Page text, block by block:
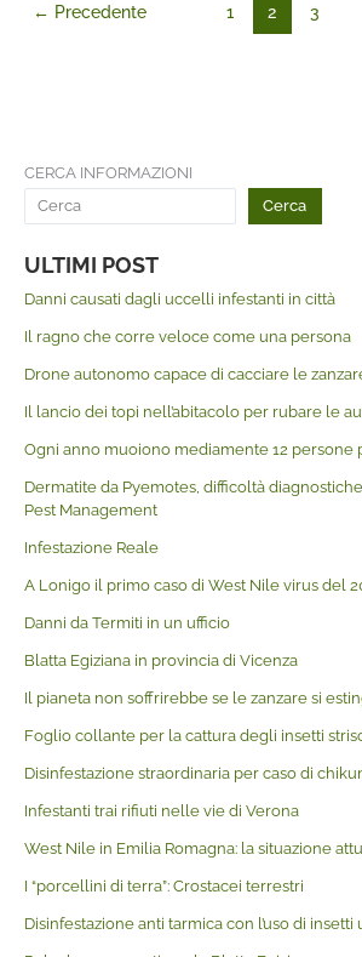
← Precedente 1 2 3
CERCA INFORMAZIONI
Cerca
ULTIMI POST
Danni causati dagli uccelli infestanti in città
Il ragno che corre veloce come una persona
Drone autonomo capace di cacciare le
Il lancio dei topi nell’abitacolo per rubare le
Ogni anno muoiono mediamente 12 persone
Dermatite da Pyemotes, difficoltà
Pest Management
Infestazione Reale
A Lonigo il primo caso di West Nile virus del
Danni da Termiti in un ufficio
Blatta Egiziana in provincia di Vicenza
Il pianeta non soffrirebbe se le zanzare si
Foglio collante per la cattura degli insetti
Disinfestazione straordinaria per caso di
Infestanti trai rifiuti nelle vie di Verona
West Nile in Emilia Romagna: la situazione
I “porcellini di terra”: Crostacei terrestri
Disinfestazione anti tarmica con l’uso di insetti